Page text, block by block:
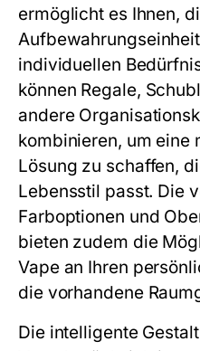
ermöglicht es Ihnen,
individuellen
können Regale,
andere
kombinieren, um eine
Lösung zu schaffen,
Lebensstil passt. Die
Farboptionen und
bieten zudem die
Vape an Ihren
die vorhandene
Die intelligente